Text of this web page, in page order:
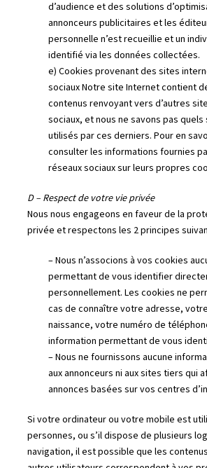
d’audience et des solutions
annonceurs publicitaires et les
personnelle n’est recueillie et un
identifié via les données collectées.
e) Cookies provenant des sites
sociaux Notre site Internet contient
contenus renvoyant vers d’autres
sociaux, et nous ne savons pas
utilisés par ces derniers. Pour en
consulter les informations fournies
réseaux sociaux sur leurs propres
D – Respect de votre vie privée
Nous nous engageons en faveur de la
privée et respectons les 2 principes
– Nous n’associons à vos cookies
permettant de vous identifier
personnellement. Les cookies ne
cas de connaître votre adresse,
naissance, votre numéro de
information permettant de vous
– Nous ne fournissons aucune
aux annonceurs ni aux sites tiers qui
annonces basées sur vos centres
Si votre ordinateur ou votre mobile est
personnes, ou s’il dispose de plusieurs
navigation, il est possible que les